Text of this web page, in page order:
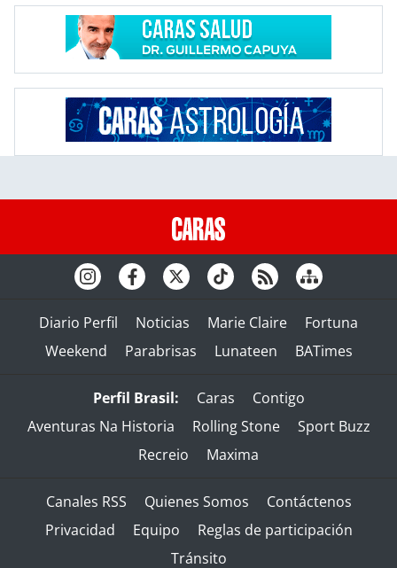
Diario Perfil Noticias Marie Claire
Fortuna
Weekend
Parabrisas Lunateen BATimes
Perfil Brasil: Caras
Contigo
Aventuras Na Historia
Rolling Stone
Sport Buzz
Recreio
Maxima
Canales RSS Quienes Somos
Contáctenos
Privacidad
Equipo
Reglas de participación
Tránsito